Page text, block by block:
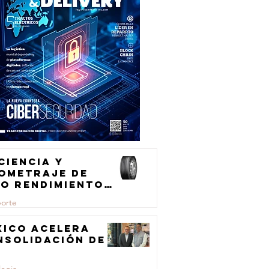
y
de
rendimiento
de
acelera
de